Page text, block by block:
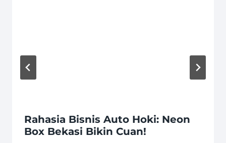
Rahasia Bisnis Auto Hoki: Neon
Box Bekasi Bikin Cuan!